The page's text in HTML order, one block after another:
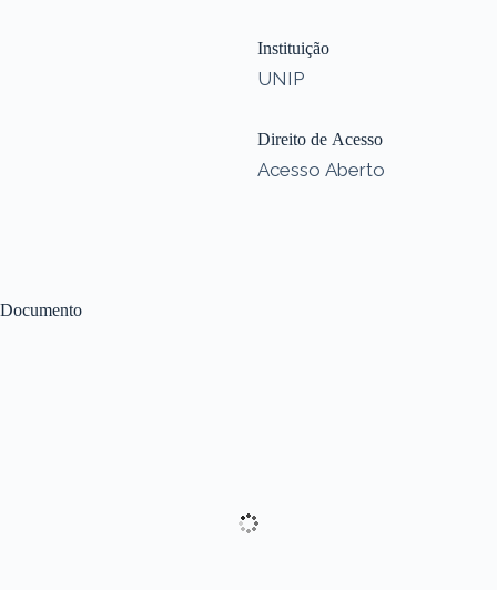
Documento
Instituição
UNIP
Direito de Acesso
Acesso Aberto